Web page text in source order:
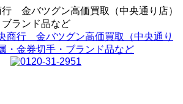
金バツグン高価買取（中央通り店）
ランド品など